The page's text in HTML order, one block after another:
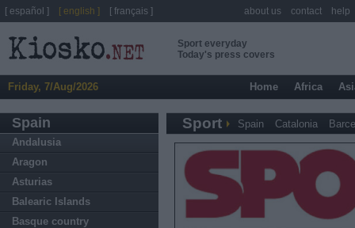
Sport everyday
Today's press covers
Friday, 7/Aug/2026 Home Africa
Spain
Andalusia
Aragon
Asturias
Balearic Islands
Basque country
Sport Spain Catalonia
[ español ] [ english ] [ français ] about us contact help